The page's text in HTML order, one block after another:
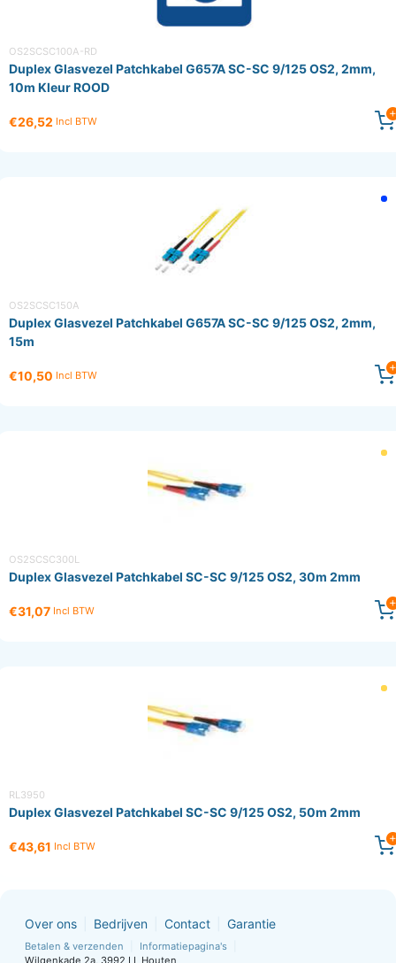
OS2SCSC100A-RD
Duplex Glasvezel Patchkabel G657A SC-SC 9/125 OS2, 2mm,
10m Kleur ROOD
€26,52 Incl BTW
OS2SCSC150A
Duplex Glasvezel Patchkabel G657A SC-SC 9/125 OS2, 2mm,
15m
€10,50 Incl BTW
OS2SCSC300L
Duplex Glasvezel Patchkabel SC-SC 9/125 OS2, 30m 2mm
€31,07 Incl BTW
RL3950
Duplex Glasvezel Patchkabel SC-SC 9/125 OS2, 50m 2mm
€43,61 Incl BTW
Over ons Bedrijven Contact Garantie
Betalen & verzenden
Informatiepagina's